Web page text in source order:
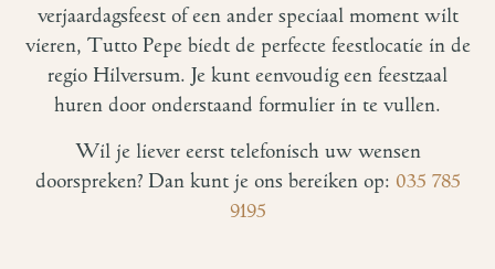
verjaardagsfeest of een ander speciaal moment wilt
vieren, Tutto Pepe biedt de perfecte feestlocatie in de
regio Hilversum. Je kunt eenvoudig een feestzaal
huren door onderstaand formulier in te vullen.
Wil je liever eerst telefonisch uw wensen
doorspreken? Dan kunt je ons bereiken op: 035 785
9195